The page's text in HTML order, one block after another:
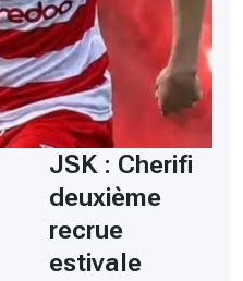
JSK : Cherifi
deuxième
recrue
estivale